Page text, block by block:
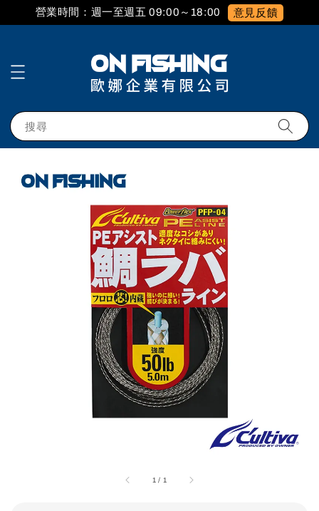
營業時間：週一至週五 09:00～18:00 意見反饋
搜尋
1 / 1